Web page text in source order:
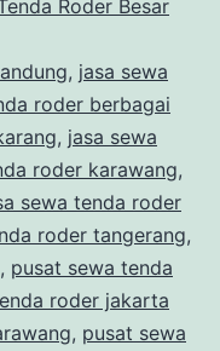
Roder Besar
, jasa sewa
roder berbagai
, jasa sewa
roder karawang,
sewa tenda roder
roder tangerang,
, pusat sewa tenda
roder jakarta
, pusat sewa